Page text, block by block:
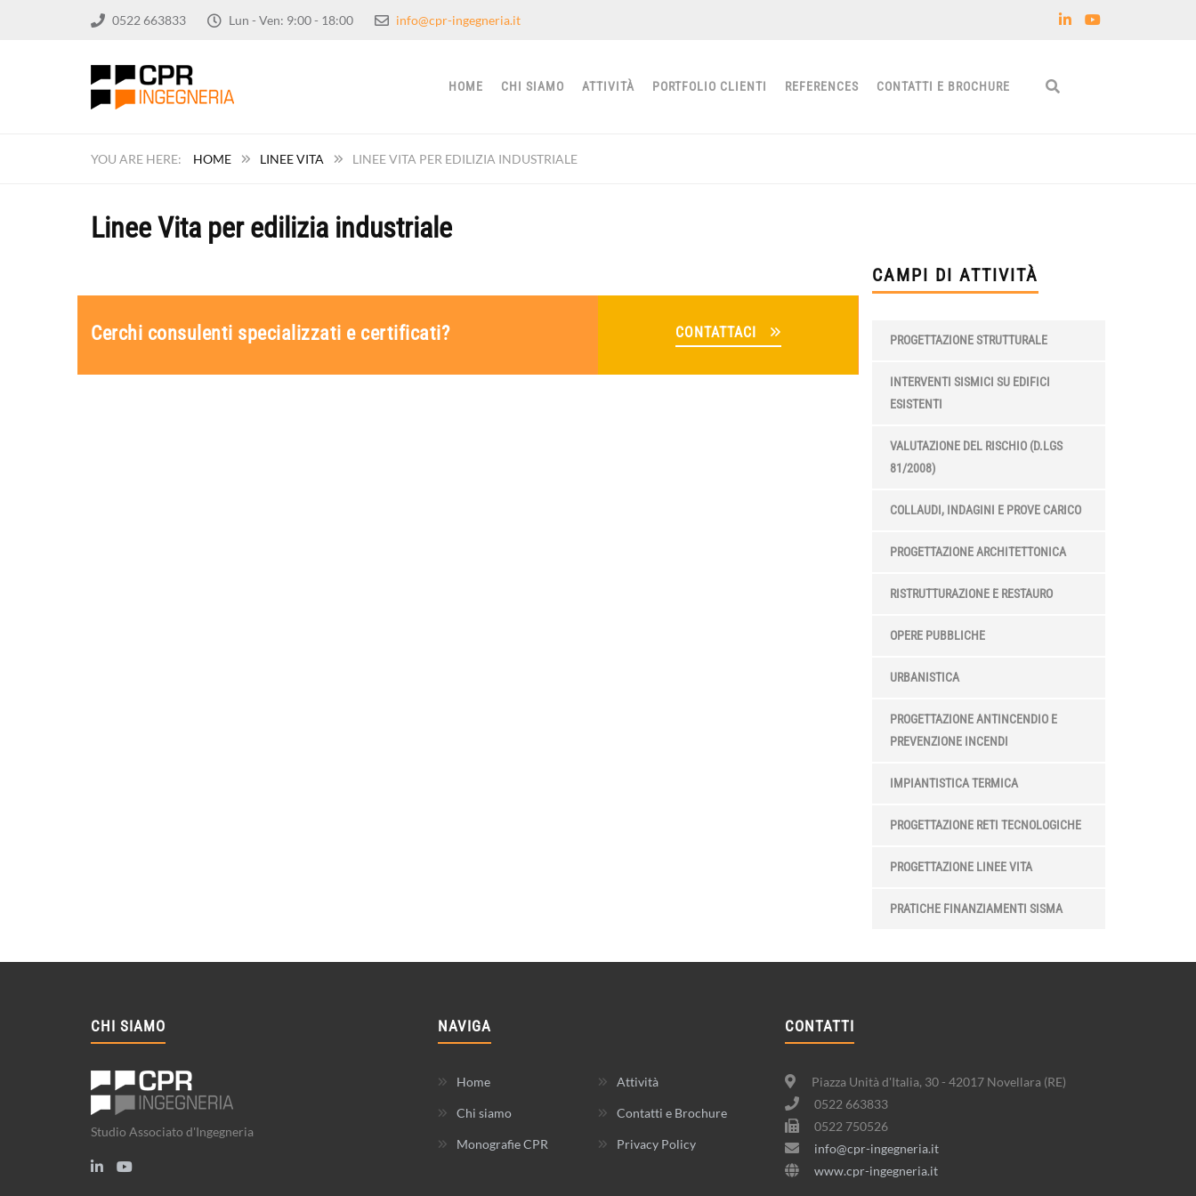
0522 663833 Lun - Ven: 9:00 - 18:00 info@cpr-ingegneria.it
HOME CHI SIAMO ATTIVITÀ PORTFOLIO CLIENTI REFERENCES CONTATTI E BROCHURE
HOME LINEE VITA LINEE VITA PER EDILIZIA INDUSTRIALE
Linee Vita per edilizia industriale
Cerchi consulenti specializzati e certificati? CONTATTACI
CAMPI DI ATTIVITÀ
PROGETTAZIONE STRUTTURALE
INTERVENTI SISMICI SU EDIFICI
ESISTENTI
VALUTAZIONE DEL RISCHIO (D.LGS
81/2008)
COLLAUDI, INDAGINI E PROVE CARICO
PROGETTAZIONE ARCHITETTONICA
RISTRUTTURAZIONE E RESTAURO
OPERE PUBBLICHE
URBANISTICA
PROGETTAZIONE ANTINCENDIO E
PREVENZIONE INCENDI
IMPIANTISTICA TERMICA
PROGETTAZIONE RETI TECNOLOGICHE
PROGETTAZIONE LINEE VITA
PRATICHE FINANZIAMENTI SISMA
CHI SIAMO
Studio Associato d'Ingegneria
NAVIGA
Home Attività
Chi siamo Contatti e Brochure
Monografie CPR Privacy Policy
CONTATTI
Piazza Unità d'Italia, 30 - 42017 Novellara (RE)
0522 663833
0522 750526
info@cpr-ingegneria.it
www.cpr-ingegneria.it